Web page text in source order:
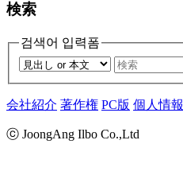
検索
검색어 입력폼
会社紹介 著作権 PC版 個人情報
ⓒ JoongAng Ilbo Co.,Ltd